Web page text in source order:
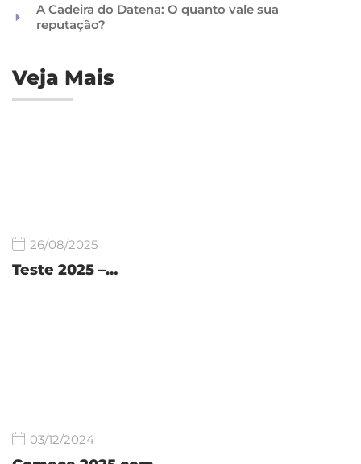
A Cadeira do Datena: O quanto vale sua
reputação?
Veja Mais
26/08/2025
Teste 2025 –…
03/12/2024